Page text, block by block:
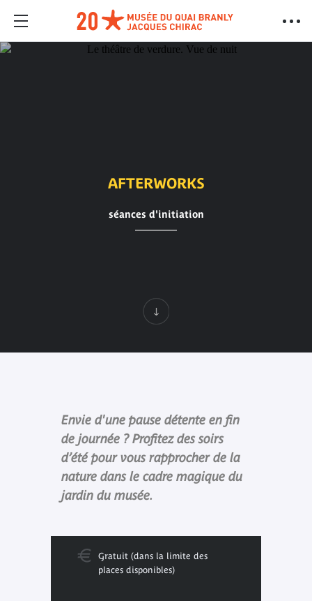
AFTERWORKS
séances d'initiation
Envie d'une pause détente en fin
de journée ? Profitez des soirs
d’été pour vous rapprocher de la
nature dans le cadre magique du
jardin du musée.
Gratuit (dans la limite des
places disponibles)